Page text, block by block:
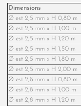
Dimensions
Ø est 2,5 mm x H 0,80 m
Ø est 2,5 mm x H 1,00 m
Ø est 2,5 mm x H 1,20 m
Ø est 2,5 mm x H 1,50 m
Ø est 2,5 mm x H 1,80 m
Ø est 2,5 mm x H 2,00 m
Ø est 2,8 mm x H 0,80 m
Ø est 2,8 mm x H 1,00 m
Ø est 2,8 mm x H 1,20 m